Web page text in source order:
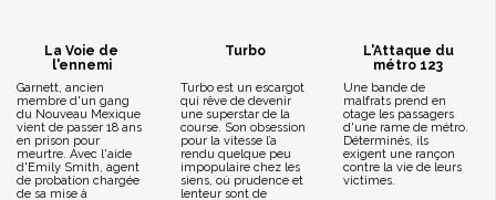
La Voie de
l'ennemi
Garnett, ancien
membre d'un gang
du Nouveau Mexique
vient de passer 18 ans
en prison pour
meurtre. Avec l'aide
d'Emily Smith, agent
de probation chargée
de sa mise à
Turbo
Turbo est un escargot
qui rêve de devenir
une superstar de la
course. Son obsession
pour la vitesse l’a
rendu quelque peu
impopulaire chez les
siens, où prudence et
lenteur sont de
L'Attaque du
métro 123
Une bande de
malfrats prend en
otage les passagers
d'une rame de métro.
Déterminés, ils
exigent une rançon
contre la vie de leurs
victimes.